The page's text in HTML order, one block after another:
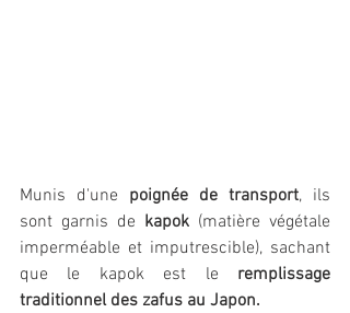
Munis d'une poignée de transport, ils
sont garnis de kapok (matière végétale
imperméable et imputrescible), sachant
que le kapok est le remplissage
traditionnel des zafus au Japon.